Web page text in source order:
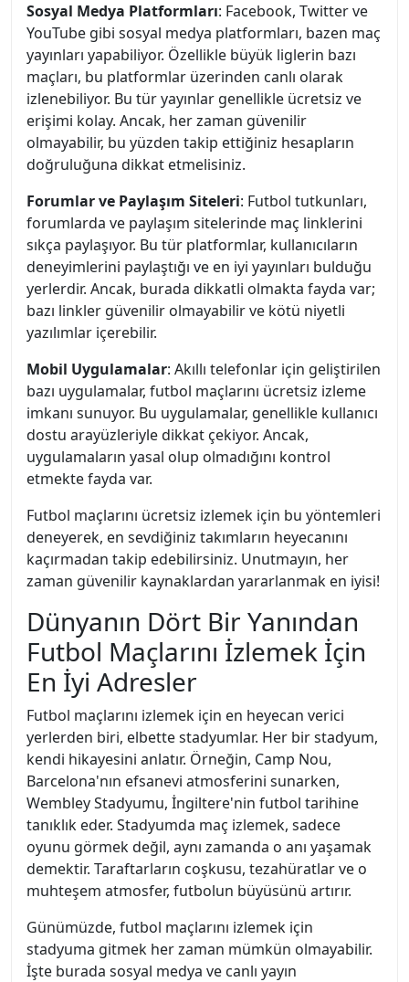
Sosyal Medya Platformları: Facebook, Twitter ve
YouTube gibi sosyal medya platformları, bazen maç
yayınları yapabiliyor. Özellikle büyük liglerin bazı
maçları, bu platformlar üzerinden canlı olarak
izlenebiliyor. Bu tür yayınlar genellikle ücretsiz ve
erişimi kolay. Ancak, her zaman güvenilir
olmayabilir, bu yüzden takip ettiğiniz hesapların
doğruluğuna dikkat etmelisiniz.
Forumlar ve Paylaşım Siteleri: Futbol tutkunları,
forumlarda ve paylaşım sitelerinde maç linklerini
sıkça paylaşıyor. Bu tür platformlar, kullanıcıların
deneyimlerini paylaştığı ve en iyi yayınları bulduğu
yerlerdir. Ancak, burada dikkatli olmakta fayda var;
bazı linkler güvenilir olmayabilir ve kötü niyetli
yazılımlar içerebilir.
Mobil Uygulamalar: Akıllı telefonlar için geliştirilen
bazı uygulamalar, futbol maçlarını ücretsiz izleme
imkanı sunuyor. Bu uygulamalar, genellikle kullanıcı
dostu arayüzleriyle dikkat çekiyor. Ancak,
uygulamaların yasal olup olmadığını kontrol
etmekte fayda var.
Futbol maçlarını ücretsiz izlemek için bu yöntemleri
deneyerek, en sevdiğiniz takımların heyecanını
kaçırmadan takip edebilirsiniz. Unutmayın, her
zaman güvenilir kaynaklardan yararlanmak en iyisi!
Dünyanın Dört Bir Yanından
Futbol Maçlarını İzlemek İçin
En İyi Adresler
Futbol maçlarını izlemek için en heyecan verici
yerlerden biri, elbette stadyumlar. Her bir stadyum,
kendi hikayesini anlatır. Örneğin, Camp Nou,
Barcelona'nın efsanevi atmosferini sunarken,
Wembley Stadyumu, İngiltere'nin futbol tarihine
tanıklık eder. Stadyumda maç izlemek, sadece
oyunu görmek değil, aynı zamanda o anı yaşamak
demektir. Taraftarların coşkusu, tezahüratlar ve o
muhteşem atmosfer, futbolun büyüsünü artırır.
Günümüzde, futbol maçlarını izlemek için
stadyuma gitmek her zaman mümkün olmayabilir.
İşte burada sosyal medya ve canlı yayın